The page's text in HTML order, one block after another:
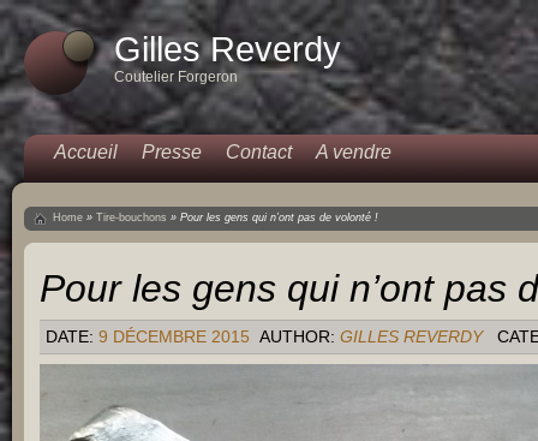
Gilles Reverdy
Coutelier Forgeron
Accueil Presse Contact A vendre
Home » Tire-bouchons » Pour les gens qui n’ont pas de volonté !
Pour les gens qui n’ont pas
DATE: 9 DÉCEMBRE 2015 AUTHOR: GILLES REVERDY